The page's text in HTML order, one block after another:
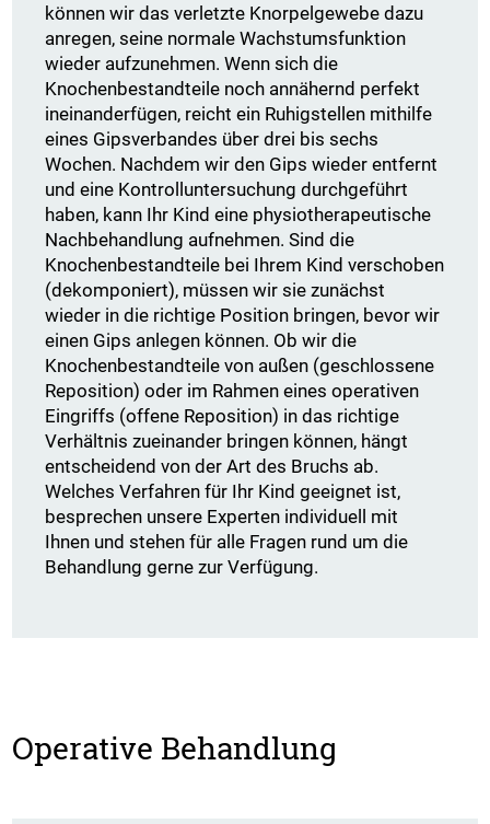
können wir das verletzte Knorpelgewebe dazu
anregen, seine normale Wachstumsfunktion
wieder aufzunehmen. Wenn sich die
Knochenbestandteile noch annähernd perfekt
ineinanderfügen, reicht ein Ruhigstellen mithilfe
eines Gipsverbandes über drei bis sechs
Wochen. Nachdem wir den Gips wieder entfernt
und eine Kontrolluntersuchung durchgeführt
haben, kann Ihr Kind eine physiotherapeutische
Nachbehandlung aufnehmen. Sind die
Knochenbestandteile bei Ihrem Kind verschoben
(dekomponiert), müssen wir sie zunächst
wieder in die richtige Position bringen, bevor wir
einen Gips anlegen können. Ob wir die
Knochenbestandteile von außen (geschlossene
Reposition) oder im Rahmen eines operativen
Eingriffs (offene Reposition) in das richtige
Verhältnis zueinander bringen können, hängt
entscheidend von der Art des Bruchs ab.
Welches Verfahren für Ihr Kind geeignet ist,
besprechen unsere Experten individuell mit
Ihnen und stehen für alle Fragen rund um die
Behandlung gerne zur Verfügung.
Operative Behandlung